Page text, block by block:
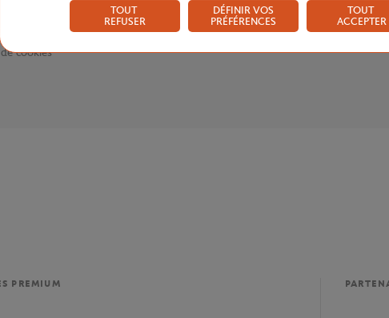
cookies
cookies
PREMIUM
TOUT
REFUSER
DÉFINIR VOS
PRÉFÉRENCES
TOUT
ACCEPTER